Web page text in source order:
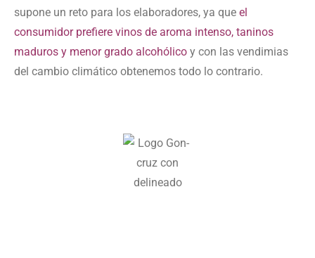
supone un reto para los elaboradores, ya que el
consumidor prefiere vinos de aroma intenso, taninos
maduros y menor grado alcohólico y con las vendimias
del cambio climático obtenemos todo lo contrario.